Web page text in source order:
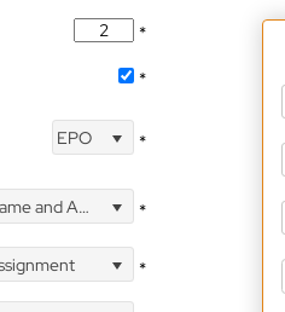
*
*
EPO *
Address *
*